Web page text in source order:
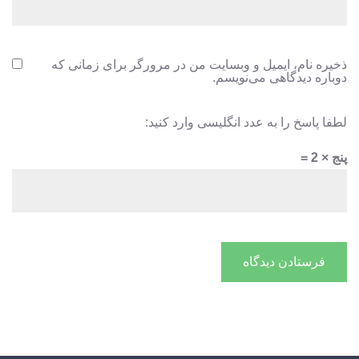
ذخیره نام، ایمیل و وبسایت من در مرورگر برای زمانی که
دوباره دیدگاهی می‌نویسم.
لطفا پاسخ را به عدد انگلیسی وارد کنید:
پنج × 2 =